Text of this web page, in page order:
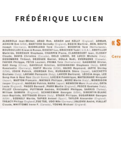
FRÉDÉRIQUE LUCIEN